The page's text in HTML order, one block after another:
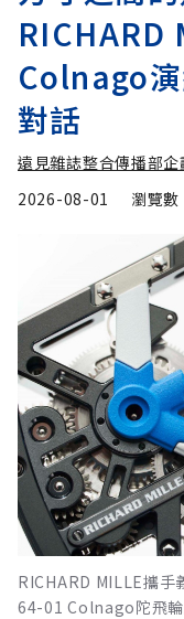
RICHARD
Colnago
對話
遠見雜誌整合傳播部企
2026-08-01
瀏覽數
RICHARD MILLE攜
64-01 Colnago陀飛輪